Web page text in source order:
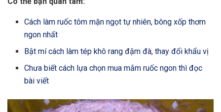
Cách làm ruốc tôm mặn ngọt tự nhiên, bông xốp thơm
ngon nhất
Bật mí cách làm tép khô rang đậm đà, thay đổi khẩu vị
Chưa biết cách lựa chọn mua mắm ruốc ngon thì đọc
bài viết